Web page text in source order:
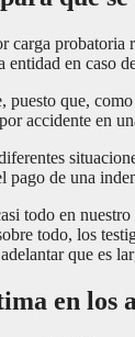
carga
en caso
puesto que,
accidente en
pago de una
todo en
todo, los
que es
en los